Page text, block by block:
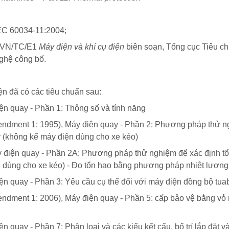
60034-11:2004;
TC/E1 Máy điện và khí cụ điện biên soạn, Tổng cục Tiêu
công bố.
đã có các tiêu chuẩn sau:
quay - Phần 1: Thông số và tính năng
1: 1995), Máy điện quay - Phần 2: Phương pháp thử
kể máy điện dùng cho xe kéo)
quay - Phần 2A: Phương pháp thử nghiệm để xác định
cho xe kéo) - Đo tổn hao bằng phương pháp nhiệt lượng
quay - Phần 3: Yêu cầu cụ thể đối với máy điện đồng bộ
1: 2006), Máy điện quay - Phần 5: cấp bảo vệ bằng vỏ
quay - Phần 7: Phân loại và các kiểu kết cấu, bố trí lắp đặt